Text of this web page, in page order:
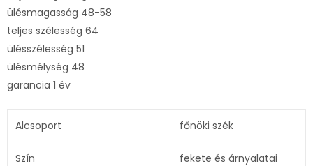
ülésmagasság 48-58
teljes szélesség 64
ülésszélesség 51
ülésmélység 48
garancia 1 év
Alcsoport főnöki szék
Szín fekete és árnyalatai